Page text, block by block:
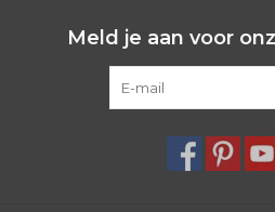
Meld je aan voor